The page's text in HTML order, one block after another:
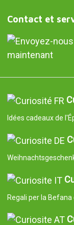
Contact et
maintenant
Idées cadeaux de
Regali per la